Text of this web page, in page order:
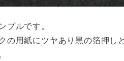
ルです。
の用紙にツヤあり黒の箔押